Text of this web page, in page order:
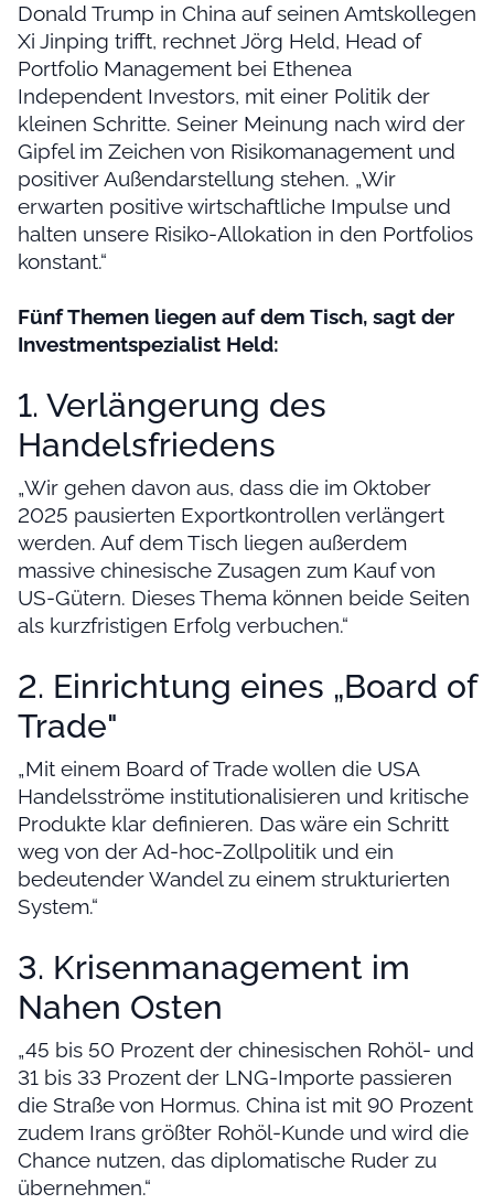
Donald Trump in China auf seinen Amtskollegen
Xi Jinping trifft, rechnet Jörg Held, Head of
Portfolio Management bei Ethenea
Independent Investors, mit einer Politik der
kleinen Schritte. Seiner Meinung nach wird der
Gipfel im Zeichen von Risikomanagement und
positiver Außendarstellung stehen. „Wir
erwarten positive wirtschaftliche Impulse und
halten unsere Risiko-Allokation in den Portfolios
konstant.“
Fünf Themen liegen auf dem Tisch, sagt der
Investmentspezialist Held:
1. Verlängerung des
Handelsfriedens
„Wir gehen davon aus, dass die im Oktober
2025 pausierten Exportkontrollen verlängert
werden. Auf dem Tisch liegen außerdem
massive chinesische Zusagen zum Kauf von
US-Gütern. Dieses Thema können beide Seiten
als kurzfristigen Erfolg verbuchen.“
2. Einrichtung eines „Board of
Trade"
„Mit einem Board of Trade wollen die USA
Handelsströme institutionalisieren und kritische
Produkte klar definieren. Das wäre ein Schritt
weg von der Ad-hoc-Zollpolitik und ein
bedeutender Wandel zu einem strukturierten
System.“
3. Krisenmanagement im
Nahen Osten
„45 bis 50 Prozent der chinesischen Rohöl- und
31 bis 33 Prozent der LNG-Importe passieren
die Straße von Hormus. China ist mit 90 Prozent
zudem Irans größter Rohöl-Kunde und wird die
Chance nutzen, das diplomatische Ruder zu
übernehmen.“